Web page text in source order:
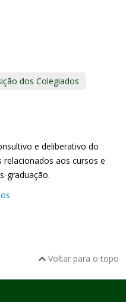
dos Colegiados
e deliberativo do
aos cursos e
graduação.
Voltar para o topo